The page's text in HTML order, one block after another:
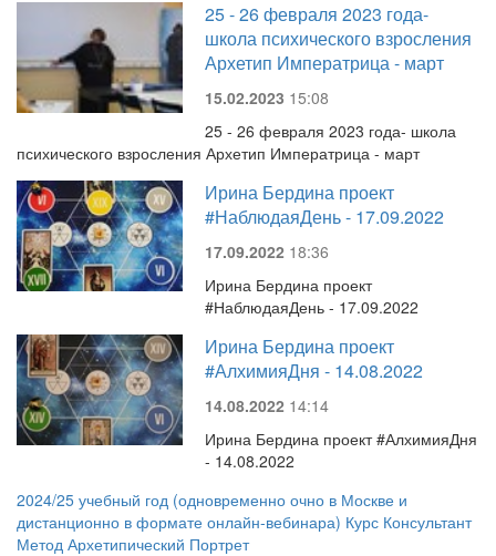
25 - 26 февраля 2023 года-
школа психического взросления
Архетип Императрица - март
15.02.2023 15:08
25 - 26 февраля 2023 года- школа
психического взросления Архетип Императрица - март
Ирина Бердина проект
#НаблюдаяДень - 17.09.2022
17.09.2022 18:36
Ирина Бердина проект
#НаблюдаяДень - 17.09.2022
Ирина Бердина проект
#АлхимияДня - 14.08.2022
14.08.2022 14:14
Ирина Бердина проект #АлхимияДня
- 14.08.2022
2024/25 учебный год (одновременно очно в Москве и
дистанционно в формате онлайн-вебинара) Курс Консультант
Метод Архетипический Портрет